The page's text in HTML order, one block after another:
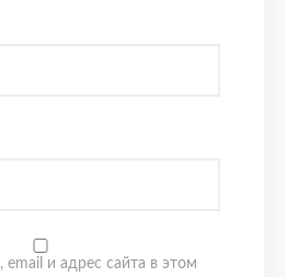
и адрес сайта в этом